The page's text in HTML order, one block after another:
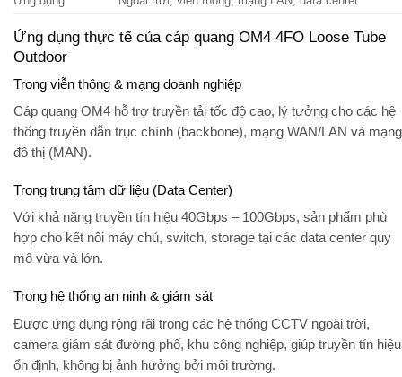
Ứng dụng thực tế của cáp quang OM4 4FO Loose Tube
Outdoor
Trong viễn thông & mạng doanh nghiệp
Cáp quang OM4 hỗ trợ truyền tải tốc độ cao, lý tưởng cho các hệ
thống truyền dẫn trục chính (backbone), mạng WAN/LAN và mạng
đô thị (MAN).
Trong trung tâm dữ liệu (Data Center)
Với khả năng truyền tín hiệu 40Gbps – 100Gbps, sản phẩm phù
hợp cho kết nối máy chủ, switch, storage tại các data center quy
mô vừa và lớn.
Trong hệ thống an ninh & giám sát
Được ứng dụng rộng rãi trong các hệ thống CCTV ngoài trời,
camera giám sát đường phố, khu công nghiệp, giúp truyền tín hiệu
ổn định, không bị ảnh hưởng bởi môi trường.